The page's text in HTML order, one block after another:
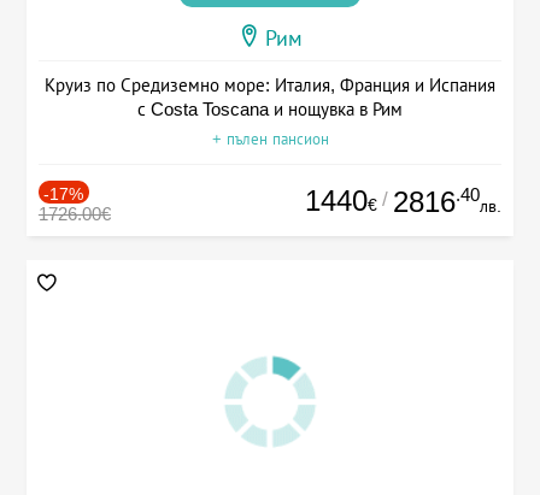
Рим
Круиз по Средиземно море: Италия, Франция и Испания
с Costa Toscana и нощувка в Рим
+ пълен пансион
-17%
1726.00€ 1440€ / 2816.40
лв.